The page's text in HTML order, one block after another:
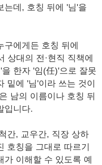
는데, 호칭 뒤에 '님'을
구에게든 호칭 뒤에
상대의 전·현직 직책에
한자 '임(任)'으로 잘못
밑에 '님'이라 쓰는 것이
남의 이름이나 호칭 뒤
입니다.
간, 교우간, 직장 상하
호칭을 그대로 따르기
가 이해할 수 있도록 예